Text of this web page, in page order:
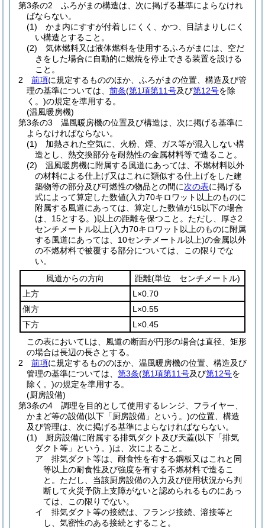
第3条の2
ふろがまの構造は、次に掲げる基準によらなけれ
ばならない。
(1)
かま内にすすが付着しにくく、かつ、目詰まりしにく
い構造とすること。
(2)
気体燃料又は液体燃料を使用するふろがまには、空だ
きをした場合に自動的に燃焼を停止できる装置を設ける
こと。
2
前項に規定するもののほか、ふろがまの位置、構造及び管
理の基準については、 前条(第1項第11号及び第12号を除
く。)の規定を準用する。
(温風暖房機)
第3条の3
温風暖房機の位置及び構造は、次に掲げる基準に
よらなければならない。
(1)
加熱された空気に、火粉、煙、ガス等が混入しない構
造とし、熱交換部分を耐熱性の金属材料等で造ること。
(2)
温風暖房機に附属する風道にあっては、不燃材料以外
の材料による仕上げ又はこれに類似する仕上げをした建
築物等の部分及び可燃性の物品との間に次の表に掲げる
式によって算定した数値(入力70キロワット以上のものに
附属する風道にあっては、算定した数値が15以下の場合
は、15とする。)以上の距離を保つこと。 ただし、厚さ2
センチメートル以上(入力70キロワット以上のものに附属
する風道にあっては、10センチメートル以上)の金属以外
の不燃材料で被覆する部分については、この限りでな
い。
風道からの方向
距離(単位 センチメートル)
上方
L×0.70
側方
L×0.55
下方
L×0.45
この表においてLは、風道の断面が円形の場合は直径、矩形
の場合は長辺の長さとする。
2
前項に規定するもののほか、温風暖房機の位置、構造及び
管理の基準については、 第3条(第1項第11号及び第12号を
除く。)の規定を準用する。
(厨房設備)
第3条の4
調理を目的として使用するレンジ、フライヤー、
かまど等の設備(以下「厨房設備」という。)の位置、構造
及び管理は、次に掲げる基準によらなければならない。
(1)
厨房設備に附属する排気ダクト及び天蓋(以下「排気
ダクト等」という。)は、次によること。
ア
排気ダクト等は、耐食性を有する鋼板又はこれと同
等以上の耐食性及び強度を有する不燃材料で造るこ
と。 ただし、当該厨房設備の入力及び使用状況から判
断して火災予防上支障がないと認められるものにあっ
ては、この限りでない。
イ
排気ダクト等の接続は、フランジ接続、溶接等と
し、気密性のある接続とすること。